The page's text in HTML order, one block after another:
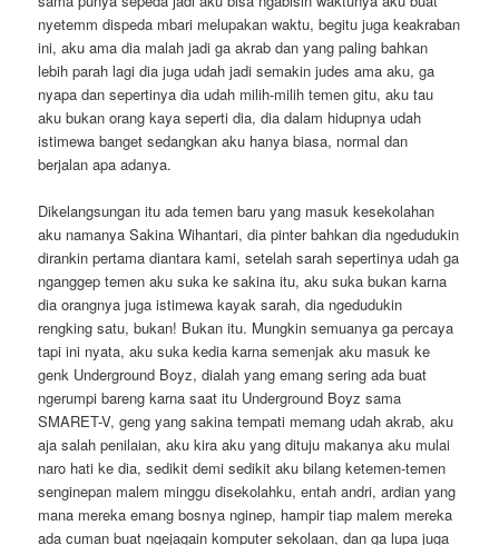
nyetemm dispeda mbari melupakan waktu, begitu juga keakraban
ini, aku ama dia malah jadi ga akrab dan yang paling bahkan
lebih parah lagi dia juga udah jadi semakin judes ama aku, ga
nyapa dan sepertinya dia udah milih-milih temen gitu, aku tau
aku bukan orang kaya seperti dia, dia dalam hidupnya udah
istimewa banget sedangkan aku hanya biasa, normal dan
berjalan apa adanya.
Dikelangsungan itu ada temen baru yang masuk kesekolahan
aku namanya Sakina Wihantari, dia pinter bahkan dia ngedudukin
dirankin pertama diantara kami, setelah sarah sepertinya udah ga
nganggep temen aku suka ke sakina itu, aku suka bukan karna
dia orangnya juga istimewa kayak sarah, dia ngedudukin
rengking satu, bukan! Bukan itu. Mungkin semuanya ga percaya
tapi ini nyata, aku suka kedia karna semenjak aku masuk ke
genk Underground Boyz, dialah yang emang sering ada buat
ngerumpi bareng karna saat itu Underground Boyz sama
SMARET-V, geng yang sakina tempati memang udah akrab, aku
aja salah penilaian, aku kira aku yang dituju makanya aku mulai
naro hati ke dia, sedikit demi sedikit aku bilang ketemen-temen
senginepan malem minggu disekolahku, entah andri, ardian yang
mana mereka emang bosnya nginep, hampir tiap malem mereka
ada cuman buat ngejagain komputer sekolaan, dan ga lupa juga